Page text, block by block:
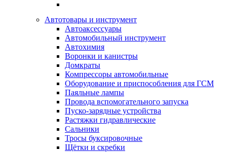
Автотовары и инструмент
Автоаксессуары
Автомобильный инструмент
Автохимия
Воронки и канистры
Домкраты
Компрессоры автомобильные
Оборудование и приспособления для ГСМ
Паяльные лампы
Провода вспомогательного запуска
Пуско-зарядные устройства
Растяжки гидравлические
Сальники
Тросы буксировочные
Щётки и скребки